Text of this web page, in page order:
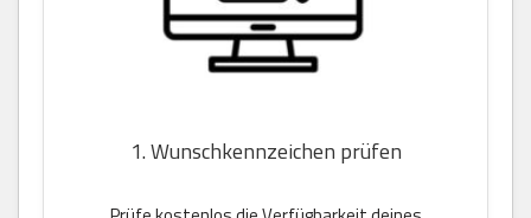
1. Wunschkennzeichen prüfen